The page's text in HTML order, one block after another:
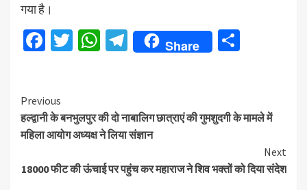
गया है।
Facebook
TwitterWhatsApp
Telegram
Share
Continue
Reading
Previous
हल्द्वानी के बनभुलपुर की दो नाबालिग छात्राएं की गुमशुदगी के मामले में
महिला आयोग अध्यक्ष ने लिया संज्ञान
Next
18000 फीट की ऊंचाई पर पहुंच कर महाराज ने शिव भक्तों को दिया संदेश